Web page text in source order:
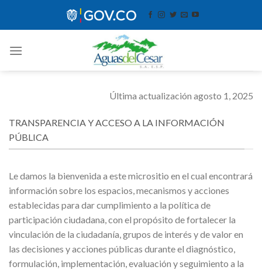
Última actualización agosto 1, 2025
TRANSPARENCIA Y ACCESO A LA INFORMACIÓN
PÚBLICA
Le damos la bienvenida a este micrositio en el cual encontrará
información sobre los espacios, mecanismos y acciones
establecidas para dar cumplimiento a la política de
participación ciudadana, con el propósito de fortalecer la
vinculación de la ciudadanía, grupos de interés y de valor en
las decisiones y acciones públicas durante el diagnóstico,
formulación, implementación, evaluación y seguimiento a la